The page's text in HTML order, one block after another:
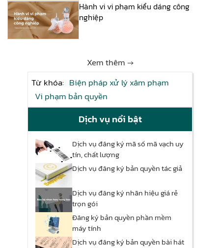
Hành vi vi phạm kiểu dáng công
nghiệp
Xem thêm →
Từ khóa: Biện pháp xử lý xâm phạm
Vi phạm bản quyền
Dịch vụ nổi bật
Dịch vụ đăng ký mã số mã vạch uy
tín, chất lượng
Dịch vụ đăng ký bản quyền tác giả
Dịch vụ đăng ký nhãn hiệu giá rẻ
trọn gói
Đăng ký bản quyền phần mềm
máy tính
Dịch vụ đăng ký bản quyền bài hát